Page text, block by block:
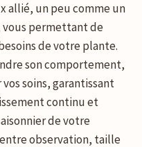
allié, un peu comme un
permettant de
de votre plante.
son comportement,
soins, garantissant
continu et
de votre
observation, taille